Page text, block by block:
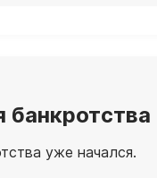
банкротства
уже начался.